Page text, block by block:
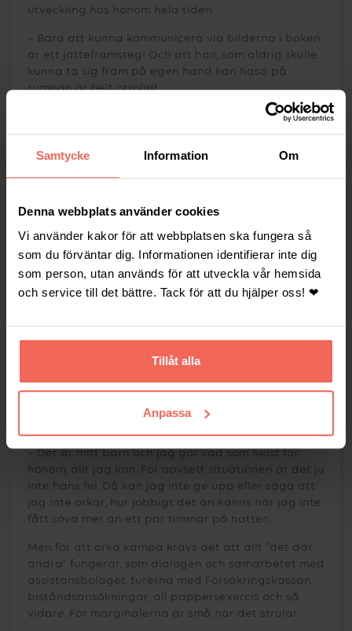
Samtycke Information Om
Denna webbplats använder cookies
Vi använder kakor för att webbplatsen ska fungera så
som du förväntar dig. Informationen identifierar inte dig
som person, utan används för att utveckla vår hemsida
och service till det bättre. Tack för att du hjälper oss! ❤
Tillåt alla
Anpassa
utveckling hos honom hela tiden.
– Bara att kunna kommunicera via bilderna i boken
är ett jätteframsteg! Och att han, som aldrig skulle
kunna ta sig fram på egen hand kan hasa på
rumpan är helt otroligt.
Plusfamiljen månar om
familjerna de jobbar för.
vuxna är genuint viktiga
för dem.
Det är inte svårt att föreställa sig den kamp som
Corianders föräldrar har haft under årens lopp, för
han ska få allt han har rätt till. Samtidigt är det en
kamp man måste ta – det är ju ett älskat barn man
– Det är mitt barn och jag gör vad som helst för
honom, allt jag kan. För oavsett situationen är det ju
inte hans fel. Då kan jag inte ge upp eller säga att
jag inte orkar, hur jobbigt det än känns när jag inte
fått sova mer än ett par timmar på natten.
Men för att orka kämpa krävs det att allt ”det där
andra” fungerar, som dialogen och samarbetet med
assistansbolaget, turerna med Försäkringskassan,
biståndsansökningar, all pappersexercis och så
vidare. För marginalerna är små när det strular.